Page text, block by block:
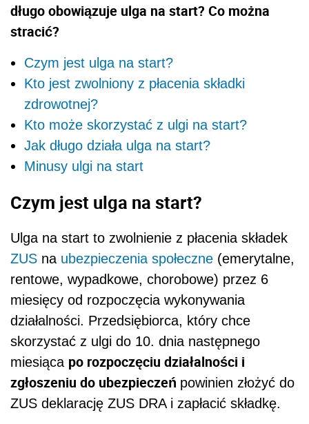
długo obowiązuje ulga na start? Co można
stracić?
Czym jest ulga na start?
Kto jest zwolniony z płacenia składki
zdrowotnej?
Kto może skorzystać z ulgi na start?
Jak długo działa ulga na start?
Minusy ulgi na start
Czym jest ulga na start?
Ulga na start to zwolnienie z płacenia składek
ZUS na ubezpieczenia społeczne (emerytalne,
rentowe, wypadkowe, chorobowe) przez 6
miesięcy od rozpoczęcia wykonywania
działalności. Przedsiębiorca, który chce
skorzystać z ulgi do 10. dnia następnego
miesiąca po rozpoczęciu działalności i
zgłoszeniu do ubezpieczeń powinien złożyć do
ZUS deklarację ZUS DRA i zapłacić składkę.